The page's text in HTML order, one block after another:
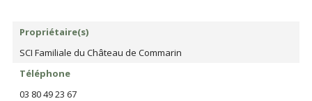
Propriétaire(s)
SCI Familiale du Château de Commarin
Téléphone
03 80 49 23 67